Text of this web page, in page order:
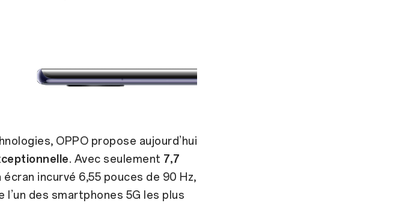
OPPO propose aujourd’hui
. Avec seulement 7,7
écran incurvé 6,55 pouces de 90 Hz,
des smartphones 5G les plus